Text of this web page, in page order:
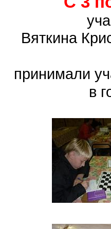
Вяткина
принимали
в